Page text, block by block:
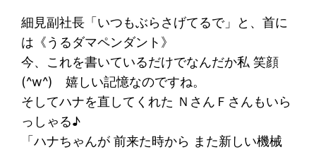
細見副社長「いつもぶらさげてるで」と、首に
は《うるダマペンダント》
今、これを書いているだけでなんだか私 笑顔
(^w^) 嬉しい記憶なのですね。
そしてハナを直してくれた ＮさんＦさんもいら
っしゃる♪
「ハナちゃんが 前来た時から また新しい機械